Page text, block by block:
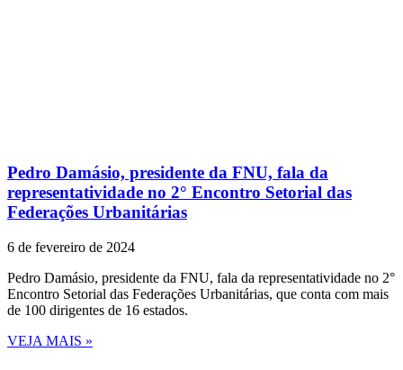
Pedro Damásio, presidente da FNU, fala da
representatividade no 2° Encontro Setorial das
Federações Urbanitárias
6 de fevereiro de 2024
Pedro Damásio, presidente da FNU, fala da representatividade no 2°
Encontro Setorial das Federações Urbanitárias, que conta com mais
de 100 dirigentes de 16 estados.
VEJA MAIS »